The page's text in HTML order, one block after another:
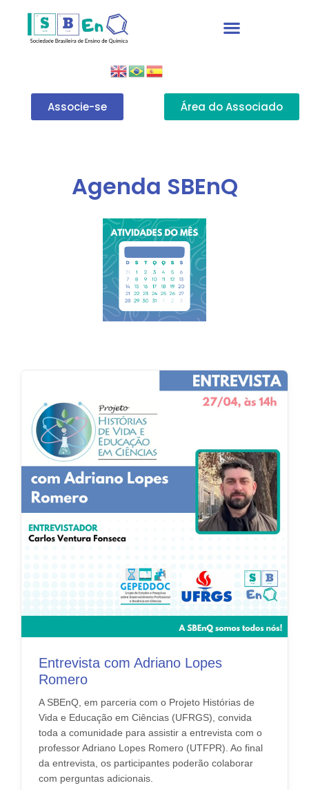
Associe-se Área do Associado
Agenda SBEnQ
Entrevista com Adriano Lopes
Romero
A SBEnQ, em parceria com o Projeto Histórias de
Vida e Educação em Ciências (UFRGS), convida
toda a comunidade para assistir a entrevista com o
professor Adriano Lopes Romero (UTFPR). Ao final
da entrevista, os participantes poderão colaborar
com perguntas adicionais.